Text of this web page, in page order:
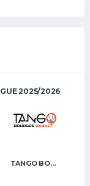
2025/2026
TANGO BOURGES BASKET